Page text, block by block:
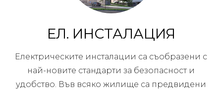
ЕЛ. ИНСТАЛАЦИЯ
Електрическите инсталации са съобразени с
най-новите стандарти за безопасност и
удобство. Във всяко жилище са предвидени